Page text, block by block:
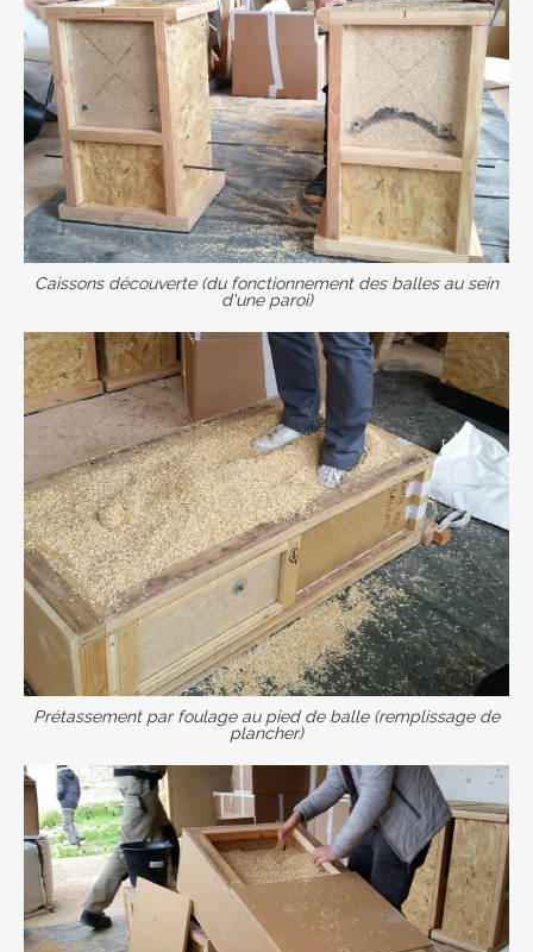
Caissons découverte (du fonctionnement des balles au sein
d'une paroi)
Prétassement par foulage au pied de balle (remplissage de
plancher)